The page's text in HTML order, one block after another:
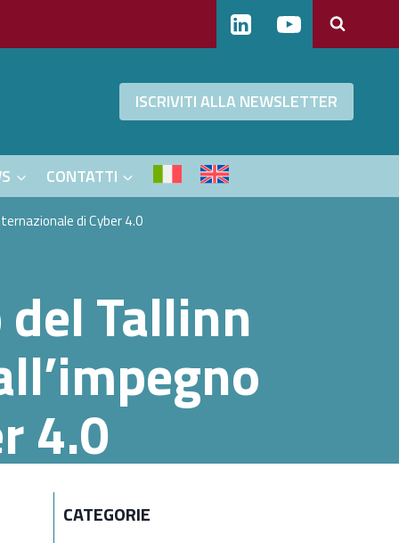
ISCRIVITI ALLA NEWSLETTER
CONTATTI
di Cyber 4.0
Tallinn
4.0
CATEGORIE